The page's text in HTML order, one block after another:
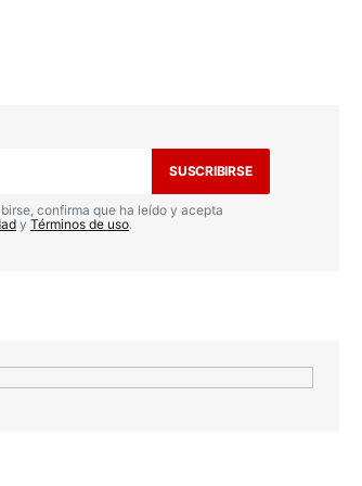
SUSCRIBIRSE
confirma que ha leído y acepta
y Términos de uso.